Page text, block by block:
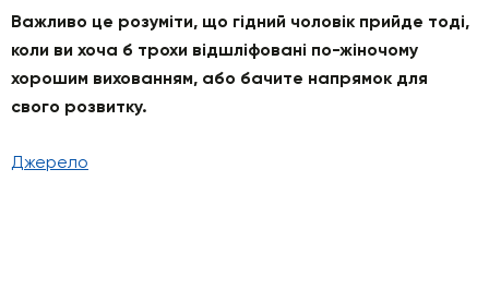
Важливо це розуміти, що гідний чоловік прийде тоді,
коли ви хоча б трохи відшліфовані по-жіночому
хорошим вихованням, або бачите напрямок для
свого розвитку.
Джерело